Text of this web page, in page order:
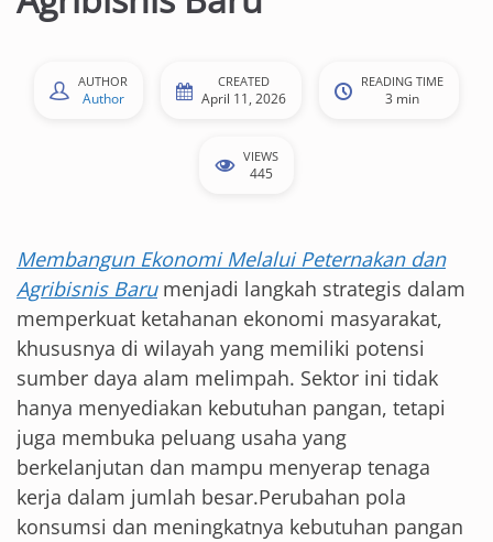
AUTHOR
Author
CREATED
April 11, 2026
READING TIME
3 min
VIEWS
445
Membangun Ekonomi Melalui Peternakan dan
Agribisnis Barumenjadi langkah strategis dalam
memperkuat ketahanan ekonomi masyarakat,
khususnya di wilayah yang memiliki potensi
sumber daya alam melimpah. Sektor ini tidak
hanya menyediakan kebutuhan pangan, tetapi
juga membuka peluang usaha yang
berkelanjutan dan mampu menyerap tenaga
kerja dalam jumlah besar.Perubahan pola
konsumsi dan meningkatnya kebutuhan pangan